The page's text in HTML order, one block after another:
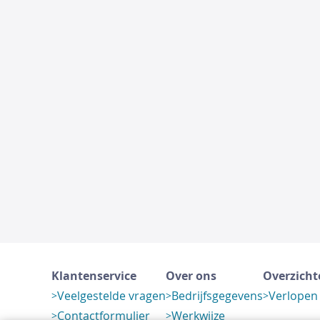
Klantenservice
Veelgestelde vragen
Contactformulier
Over ons
Bedrijfsgegevens
Werkwijze